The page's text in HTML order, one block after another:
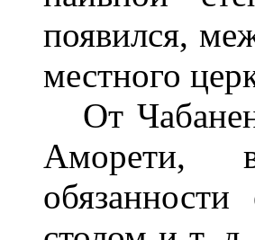
появился,
местного
От
Аморети,